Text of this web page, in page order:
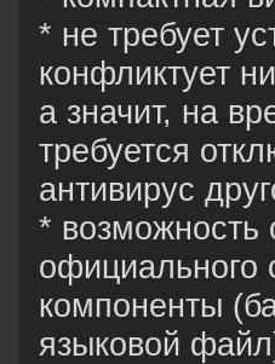
* не требует
конфликтует
а значит, на
требуется
антивирус
* возможность
официального
компоненты
языковой